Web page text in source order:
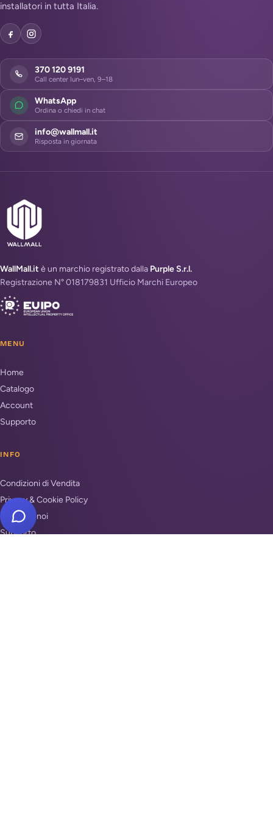
installatori in tutta Italia.
370 120 9191
Call center lun–ven, 9–18
WhatsApp
Ordina o chiedi in chat
info@wallmall.it
Risposta in giornata
WallMall.it è un marchio registrato dalla Purple S.r.l.
Registrazione N° 018179831 Ufficio Marchi Europeo
MENU
Home
Catalogo
Account
Supporto
INFO
Condizioni di Vendita
Privacy & Cookie Policy
Unisciti a noi
Supporto